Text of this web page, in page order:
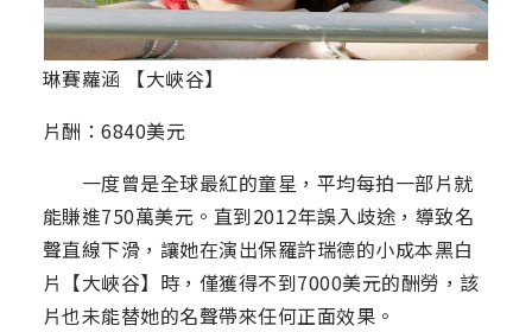
琳賽蘿涵 【大峽谷】
片酬：6840美元
一度曾是全球最紅的童星，平均每拍一部片就
能賺進750萬美元。直到2012年誤入歧途，導致名
聲直線下滑，讓她在演出保羅許瑞德的小成本黑白
片【大峽谷】時，僅獲得不到7000美元的酬勞，該
片也未能替她的名聲帶來任何正面效果。